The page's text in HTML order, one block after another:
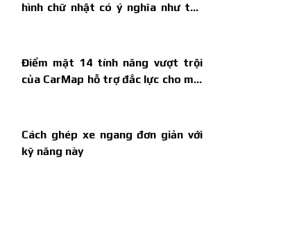
hình chữ nhật có ý nghĩa như thế
Điểm mặt 14 tính năng vượt trội
của CarMap hỗ trợ đắc lực cho mọi
Cách ghép xe ngang đơn giản với
kỹ năng này